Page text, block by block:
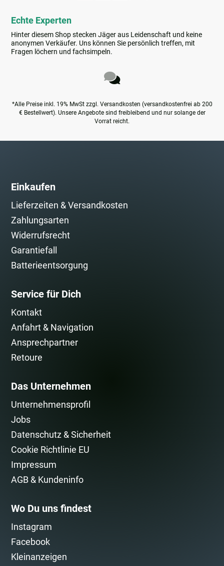
Echte Experten
Hinter diesem Shop stecken Jäger aus Leidenschaft und keine
anonymen Verkäufer. Uns können Sie persönlich treffen, mit
Fragen löchern und fachsimpeln.
*Alle Preise inkl. 19% MwSt zzgl. Versandkosten (versandkostenfrei ab 200
€ Bestellwert). Unsere Angebote sind freibleibend und nur solange der
Vorrat reicht.
Einkaufen
Lieferzeiten & Versandkosten
Zahlungsarten
Widerrufsrecht
Garantiefall
Batterieentsorgung
Service für Dich
Kontakt
Anfahrt & Navigation
Ansprechpartner
Retoure
Das Unternehmen
Unternehmensprofil
Jobs
Datenschutz & Sicherheit
Cookie Richtlinie EU
Impressum
AGB & Kundeninfo
Wo Du uns findest
Instagram
Facebook
Kleinanzeigen